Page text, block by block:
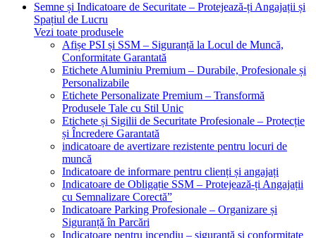
Semne și Indicatoare de Securitate – Protejează-ți Angajații și
Spațiul de Lucru
Vezi toate produsele
Afișe PSI și SSM – Siguranță la Locul de Muncă,
Conformitate Garantată
Etichete Aluminiu Premium – Durabile, Profesionale și
Personalizabile
Etichete Personalizate Premium – Transformă
Produsele Tale cu Stil Unic
Etichete și Sigilii de Securitate Profesionale – Protecție
și Încredere Garantată
indicatoare de avertizare rezistente pentru locuri de
muncă
Indicatoare de informare pentru clienți și angajați
Indicatoare de Obligație SSM – Protejează-ți Angajații
cu Semnalizare Corectă”
Indicatoare Parking Profesionale – Organizare și
Siguranță în Parcări
Indicatoare pentru incendiu – siguranță și conformitate